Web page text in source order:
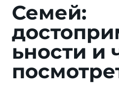
Семей:
ьности и